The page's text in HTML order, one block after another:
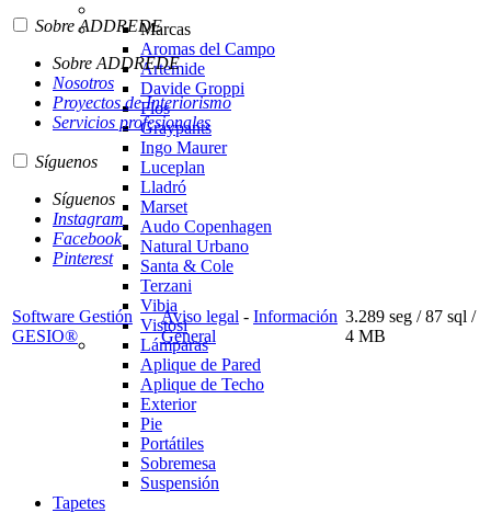
Marcas
Aromas del Campo
Artemide
Davide Groppi
Flos
Graypants
Ingo Maurer
Luceplan
Lladró
Marset
Audo Copenhagen
Natural Urbano
Santa & Cole
Terzani
Vibia
Vistosi
Lámparas
Aplique de Pared
Aplique de Techo
Exterior
Pie
Portátiles
Sobremesa
Suspensión
Tapetes
Sobre ADDREDE
Sobre ADDREDE
Nosotros
Proyectos de Interiorismo
Servicios profesionales
Síguenos
Síguenos
Instagram
Facebook
Pinterest
Software Gestión
GESIO®
Aviso legal - Información
General
3.289 seg /87 sql /
4 MB